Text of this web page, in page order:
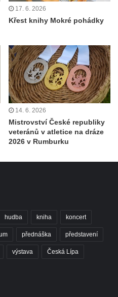
17. 6. 2026
Křest knihy Mokré pohádky
14. 6. 2026
Mistrovství České republiky
veteránů v atletice na dráze
2026 v Rumburku
hudba kniha koncert
přednáška představení
výstava Česká Lípa